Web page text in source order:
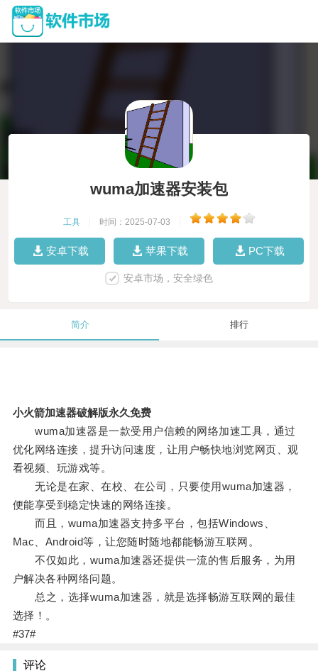
wuma加速器安装包
工具 时间：2025-07-03
安卓下载 苹果下载 PC下载
安卓市场，安全绿色
简介 排行
小火箭加速器破解版永久免费
wuma加速器是一款受用户信赖的网络加速工具，通过
优化网络连接，提升访问速度，让用户畅快地浏览网页、观
看视频、玩游戏等。
无论是在家、在校、在公司，只要使用wuma加速器，
便能享受到稳定快速的网络连接。
而且，wuma加速器支持多平台，包括Windows、
Mac、Android等，让您随时随地都能畅游互联网。
不仅如此，wuma加速器还提供一流的售后服务，为用
户解决各种网络问题。
总之，选择wuma加速器，就是选择畅游互联网的最佳
选择！。
#37#
评论